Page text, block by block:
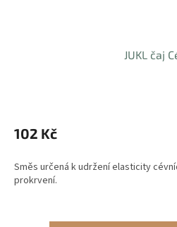
JUKL čaj
102 Kč
Směs určená k udržení elasticity
prokrvení.